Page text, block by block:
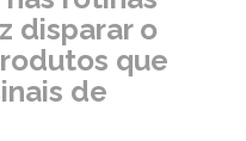
disparar o
que
de